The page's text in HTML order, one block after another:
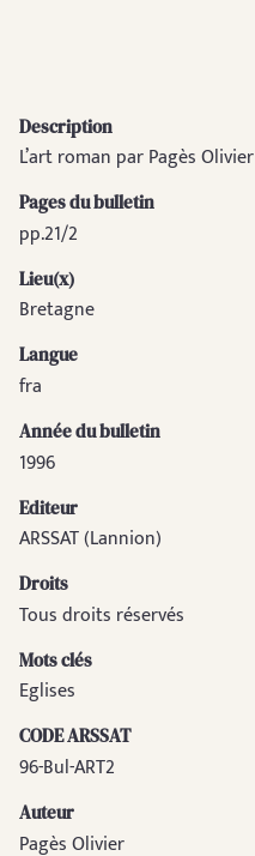
Description
L’art roman par Pagès Olivier
Pages du bulletin
pp.21/2
Lieu(x)
Bretagne
Langue
fra
Année du bulletin
1996
Editeur
ARSSAT (Lannion)
Droits
Tous droits réservés
Mots clés
Eglises
CODE ARSSAT
96-Bul-ART2
Auteur
Pagès Olivier